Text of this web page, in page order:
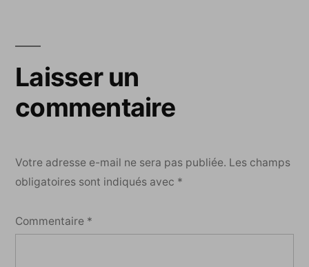
Laisser un
commentaire
Votre adresse e-mail ne sera pas publiée. Les champs
obligatoires sont indiqués avec *
Commentaire *